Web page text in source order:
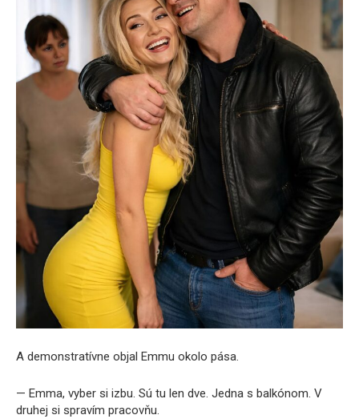
A demonstratívne objal Emmu okolo pása.
— Emma, vyber si izbu. Sú tu len dve. Jedna s balkónom. V
druhej si spravím pracovňu.